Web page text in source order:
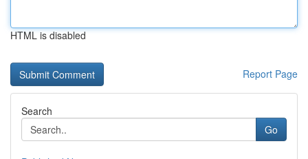
HTML is disabled
Report Page
Search
Go